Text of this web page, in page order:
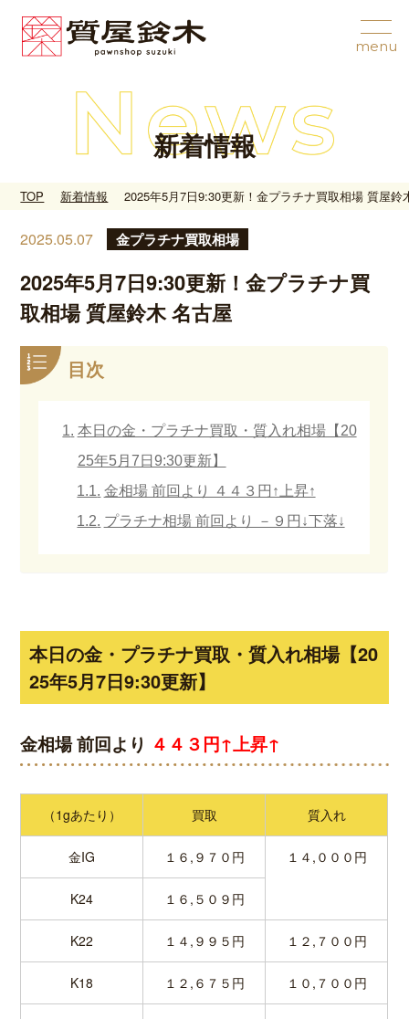
新着情報
TOP 新着情報 2025年5月7日9:30更新！金プラチナ買取相場 質屋鈴
2025.05.07 金プラチナ買取相場
2025年5月7日9:30更新！金プラチナ買
取相場 質屋鈴木 名古屋
目次
本日の金・プラチナ買取・質入れ相場【20
25年5月7日9:30更新】
金相場 前回より ４４３円↑上昇↑
プラチナ相場 前回より －９円↓下落↓
本日の金・プラチナ買取・質入れ相場【20
25年5月7日9:30更新】
金相場 前回より ４４３円↑上昇↑
（1gあたり） 買取 質入れ
金IG １６,９７０円 １４,０００円
K24 １６,５０９円
K22 １４,９９５円 １２,７００円
K18 １２,６７５円 １０,７００円